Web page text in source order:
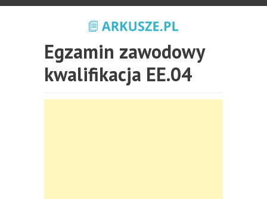
Egzamin zawodowy
kwalifikacja EE.04